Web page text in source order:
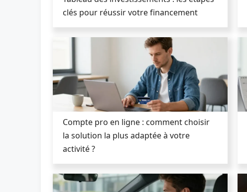
clés pour réussir votre financement
Compte pro en ligne : comment choisir
la solution la plus adaptée à votre
activité ?